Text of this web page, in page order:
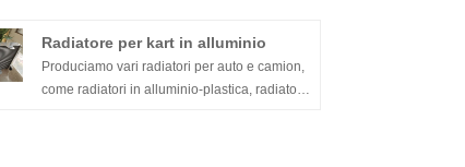
parte dei dispositivi di condizionamento d'aria
residenziali, automobilistici e commerciali.
Inoltre, questo tipo di pellicola viene utilizzata
Radiatore per kart in alluminio
Produciamo vari radiatori per auto e camion,
come radiatori in alluminio-plastica, radiatori